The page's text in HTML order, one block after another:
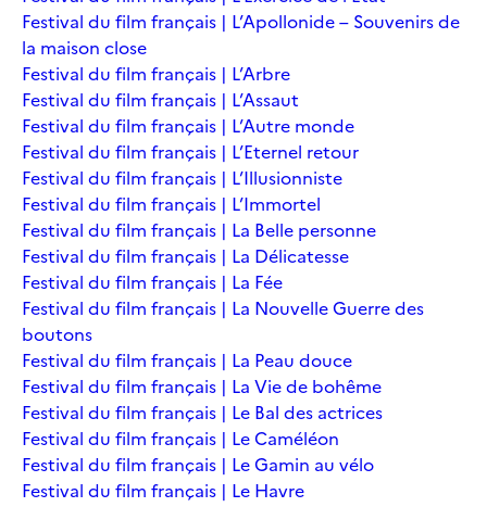
Festival du film français | L’Apollonide – Souvenirs de
la maison close
Festival du film français | L’Arbre
Festival du film français | L’Assaut
Festival du film français | L’Autre monde
Festival du film français | L’Eternel retour
Festival du film français | L’Illusionniste
Festival du film français | L’Immortel
Festival du film français | La Belle personne
Festival du film français | La Délicatesse
Festival du film français | La Fée
Festival du film français | La Nouvelle Guerre des
boutons
Festival du film français | La Peau douce
Festival du film français | La Vie de bohême
Festival du film français | Le Bal des actrices
Festival du film français | Le Caméléon
Festival du film français | Le Gamin au vélo
Festival du film français | Le Havre